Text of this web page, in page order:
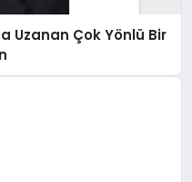
Uzanan Çok Yönlü Bir